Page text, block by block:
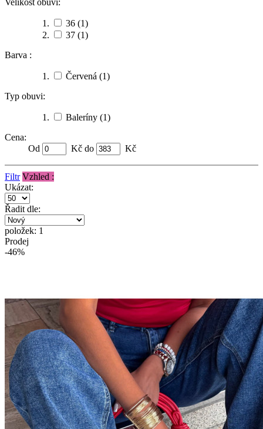
Velikost obuvi:
36 (1)
37 (1)
Barva :
Červená (1)
Typ obuvi:
Baleríny (1)
Cena:
Od
Kč do Kč
Filtr Vzhled :
Ukázat:
Řadit dle:
položek: 1
Prodej
-46%